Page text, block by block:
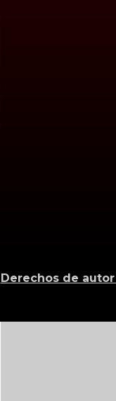
Derechos de autor